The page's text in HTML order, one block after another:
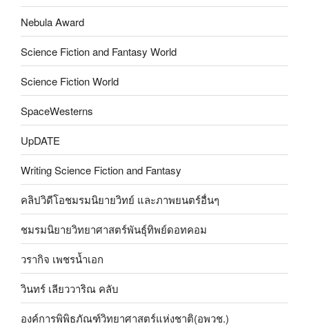
Nebula Award
Science Fiction and Fantasy World
Science Fiction World
SpaceWesterns
UpDATE
Writing Science Fiction and Fantasy
คลิปวิดีโอชมรมนิยายวิทย์ และภาพยนตร์อื่นๆ
ชมรมนิยายวิทยาศาสตร์พันธุ์ทิพย์ดอทคอม
วรากิจ เพชรน้ำเอก
วินทร์ เลียววาริณ คลับ
องค์การพิพิธภัณฑ์วิทยาศาสตร์แห่งชาติ(อพวช.)